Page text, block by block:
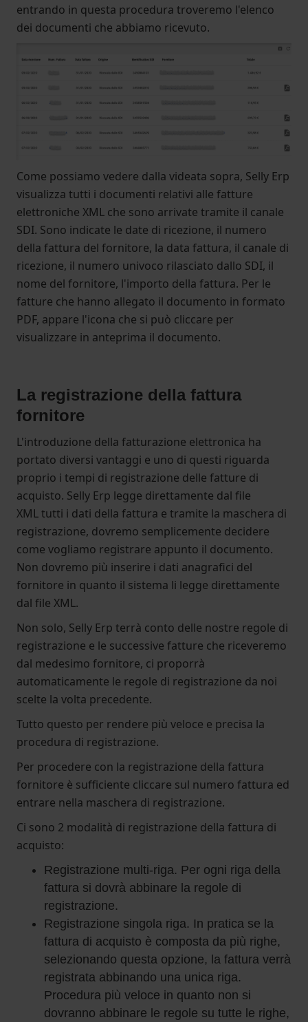
entrando in questa procedura troveremo l'elenco
dei documenti che abbiamo ricevuto.
Come possiamo vedere dalla videata sopra, Selly Erp
visualizza tutti i documenti relativi alle fatture
elettroniche XML che sono arrivate tramite il canale
SDI. Sono indicate le date di ricezione, il numero
della fattura del fornitore, la data fattura, il canale di
ricezione, il numero univoco rilasciato dallo SDI, il
nome del fornitore, l'importo della fattura. Per le
fatture che hanno allegato il documento in formato
PDF, appare l'icona che si può cliccare per
visualizzare in anteprima il documento.
La registrazione della fattura
fornitore
L'introduzione della fatturazione elettronica ha
portato diversi vantaggi e uno di questi riguarda
proprio i tempi di registrazione delle fatture di
acquisto. Selly Erp legge direttamente dal file
XML tutti i dati della fattura e tramite la maschera di
registrazione, dovremo semplicemente decidere
come vogliamo registrare appunto il documento.
Non dovremo più inserire i dati anagrafici del
fornitore in quanto il sistema li legge direttamente
dal file XML.
Non solo, Selly Erp terrà conto delle nostre regole di
registrazione e le successive fatture che riceveremo
dal medesimo fornitore, ci proporrà
automaticamente le regole di registrazione da noi
scelte la volta precedente.
Tutto questo per rendere più veloce e precisa la
procedura di registrazione.
Per procedere con la registrazione della fattura
fornitore è sufficiente cliccare sul numero fattura ed
entrare nella maschera di registrazione.
Ci sono 2 modalità di registrazione della fattura di
acquisto:
Registrazione multi-riga. Per ogni riga della
fattura si dovrà abbinare la regole di
registrazione.
Registrazione singola riga. In pratica se la
fattura di acquisto è composta da più righe,
selezionando questa opzione, la fattura verrà
registrata abbinando una unica riga.
Procedura più veloce in quanto non si
dovranno abbinare le regole su tutte le righe,